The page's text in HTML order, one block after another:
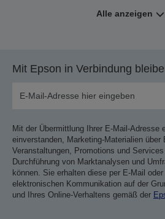
Alle anzeigen
Mit Epson in Verbindung
Mit der Übermittlung Ihrer E-Mail-Adresse
einverstanden, Marketing-Materialien über
Veranstaltungen, Promotions und
Durchführung von Marktanalysen und
können. Sie erhalten diese per E-Mail
elektronischen Kommunikation auf der
und Ihres Online-Verhaltens gemäß der